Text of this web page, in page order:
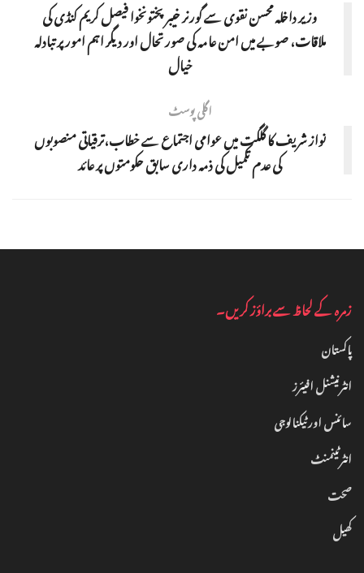
وزیر داخلہ محسن نقوی سے گورنر خیبرپختونخوا فیصل کریم کنڈی کی
ملاقات، صوبے میں امن عامہ کی صورتحال اور دیگر اہم امور پر تبادلہ
خیال
اگلی پوسٹ
نواز شریف کا گلگت میں عوامی اجتماع سے خطاب،ترقیاتی منصوبوں
کی عدم تکمیل کی ذمہ داری سابق حکومتوں پر عائد
زمرہ کے لحاظ سے براؤز کریں۔
پاکستان
انٹرنیشنل افیئرز
سائنس اور ٹیکنالوجی
انٹرٹینمنٹ‎
صحت
کھیل